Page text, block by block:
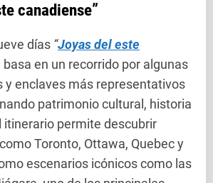
canadiense”
días “Joyas del este
en un recorrido por algunas
y enclaves más representativos
patrimonio cultural, historia
itinerario permite descubrir
Toronto, Ottawa, Quebec y
escenarios icónicos como las